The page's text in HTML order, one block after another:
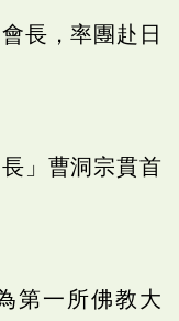
長，率團赴日
」曹洞宗貫首
第一所佛教大